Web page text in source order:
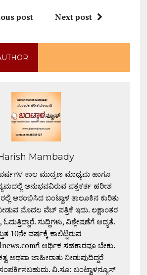
post Next post
Mambady
ಕಾಲ ಮುದ್ರಣ ಮಾಧ್ಯಮ ಹಾಗೂ
ಅನುಭವವಿರುವ ಪತ್ರಕರ್ತ ಹರೀಶ
ಆರಂಭಿಸಿದ ಬಂಟ್ವಾಳ ತಾಲೂಕಿನ ಕುರಿತು
ಮೊದಲ ವೆಬ್ ಪತ್ರಿಕೆ ಇದು. ಲಕ್ಷಾಂತರ
ಸುದ್ದಿಗಳು, ವಿಶ್ಲೇಷಣೆಗೆ ಆದ್ಯತೆ.
10ನೇ ವರ್ಷಕ್ಕೆ ಕಾಲಿಟ್ಟಿರುವ
ಆರ್ಥಿಕ ಸಹಕಾರವೂ ಬೇಕು.
ಅಥವಾ ಜಾಹೀರಾತು ನೀಡುವುದಿದ್ದರೆ
ವಿ.ಸೂ: ಬಂಟ್ವಾಳನ್ಯೂಸ್